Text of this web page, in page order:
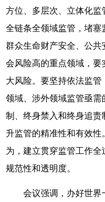
方位、多层次、立体化
全链条全领域监管，堵
群众生命财产安全、公
会风险高的重点领域，
大风险。要坚持依法监
领域、涉外领域监管亟
制、终身禁入和终身追
升监管的精准性和有效
为，建立贯穿监管工作
规范性和透明度。
会议强调，办好世界